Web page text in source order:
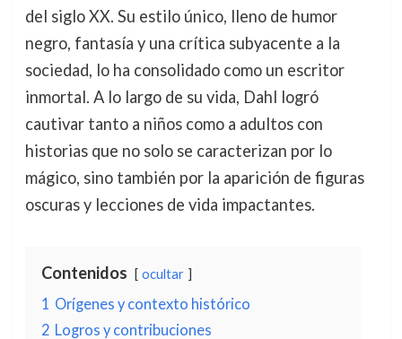
del siglo XX. Su estilo único, lleno de humor
negro, fantasía y una crítica subyacente a la
sociedad, lo ha consolidado como un escritor
inmortal. A lo largo de su vida, Dahl logró
cautivar tanto a niños como a adultos con
historias que no solo se caracterizan por lo
mágico, sino también por la aparición de figuras
oscuras y lecciones de vida impactantes.
Contenidos ocultar
1 Orígenes y contexto histórico
2 Logros y contribuciones